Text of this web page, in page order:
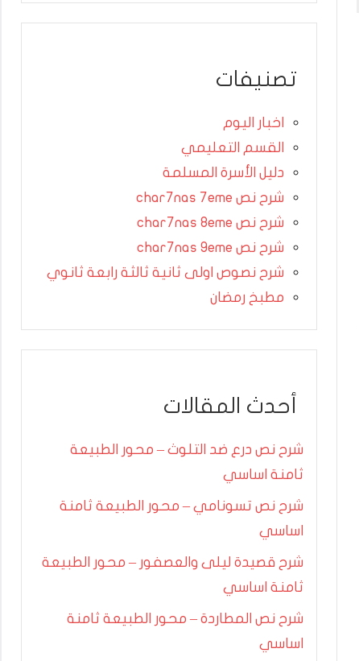
تصنيفات
اخبار اليوم
القسم التعليمي
دليل الأسرة المسلمة
شرح نص char7nas 7eme
شرح نص char7nas 8eme
شرح نص char7nas 9eme
شرح نصوص اولى ثانية ثالثة رابعة ثانوي
مطبخ رمضان
أحدث المقالات
شرح نص درع ضد التلوث – محور الطبيعة
ثامنة اساسي
شرح نص تسونامي – محور الطبيعة ثامنة
اساسي
شرح قصيدة ليلى والعصفور – محور الطبيعة
ثامنة اساسي
شرح نص المطاردة – محور الطبيعة ثامنة
اساسي